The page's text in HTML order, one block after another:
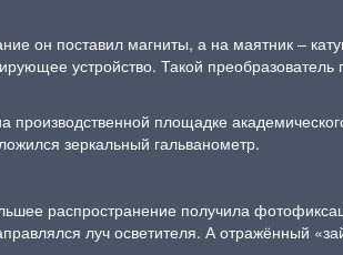
он поставил магниты, а на маятник –
устройство. Такой преобразователь
площадке
зеркальный гальванометр.
распространение получила
луч осветителя. А отражённый